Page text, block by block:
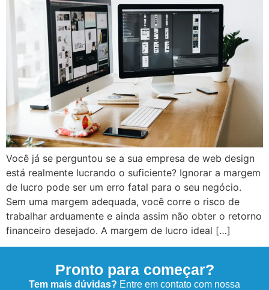
Você já se perguntou se a sua empresa de web design
está realmente lucrando o suficiente? Ignorar a margem
de lucro pode ser um erro fatal para o seu negócio.
Sem uma margem adequada, você corre o risco de
trabalhar arduamente e ainda assim não obter o retorno
financeiro desejado. A margem de lucro ideal […]
Pronto para começar?
Tem mais dúvidas? Entre em contato com nossa